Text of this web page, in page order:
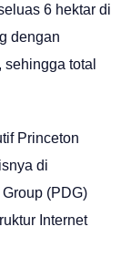
6 hektar di
dengan
total
Princeton
di
(PDG)
Internet